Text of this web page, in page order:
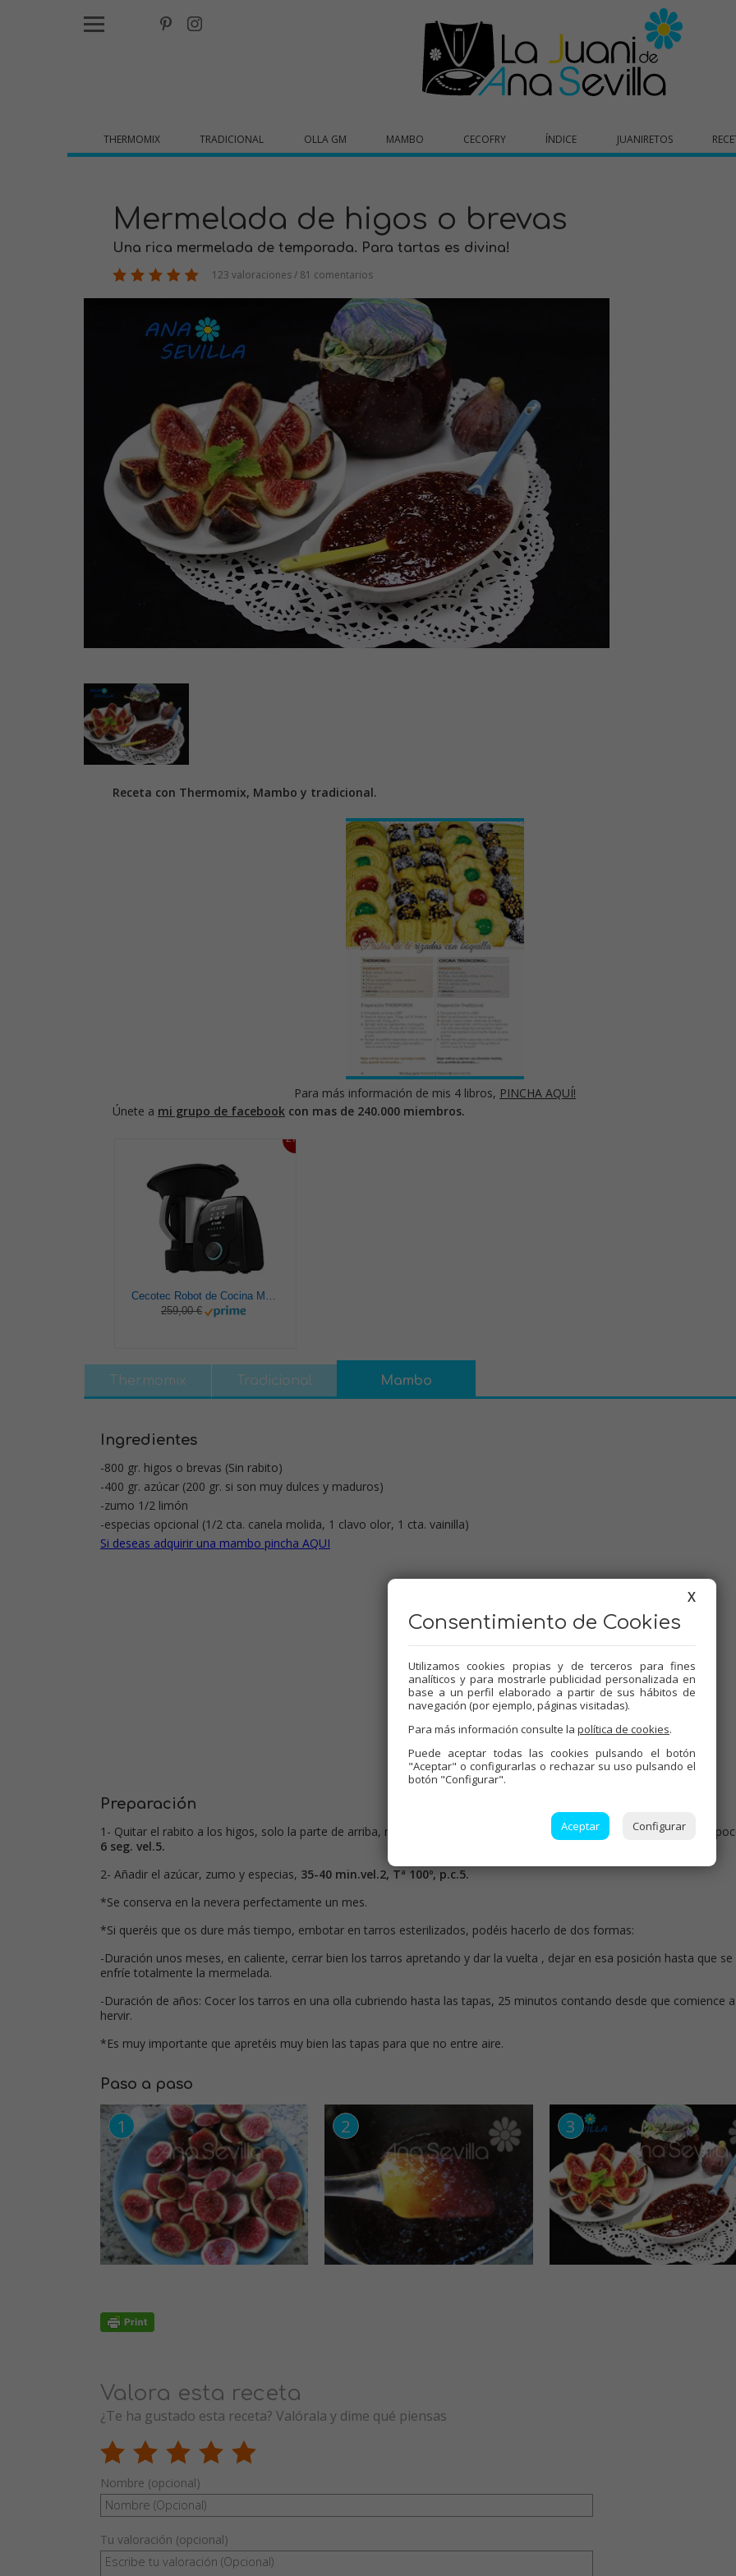
THERMOMIX TRADICIONAL OLLA GM MAMBO CECOFRY ÍNDICE JUANIRETOS
Mermelada de higos o brevas
Una rica mermelada de temporada. Para tartas es divina!
123 valoraciones / 81 comentarios
Receta con Thermomix, Mambo y tradicional.
Para más información de mis 4 libros, PINCHA AQUÍ!
Únete a mi grupo de facebook con mas de 240.000 miembros.
27%
Cecotec Robot de Cocina Multifunción Mambo 9590. 1700 W, 30 Funciones, Cuchara MamboMix, Jarra Habana y Jarra de acero inoxidable de 3.3 L, Apta para lavavajillas, Báscula incorporada, Recetario
259,00 €
Thermomix Tradicional Mambo
Ingredientes
-800 gr. higos o brevas (Sin rabito)
-400 gr. azúcar (200 gr. si son muy dulces y maduros)
-zumo 1/2 limón
-especias opcional (1/2 cta. canela molida, 1 clavo olor, 1 cta. vainilla)
Si deseas adquirir una mambo pincha AQUI
Dificultad: Baja
Tiempo de cocción:40 minutos
Comensales:2 tarros
Etiquetas:
Dulces varios,Thermomix, Mermeladas
Tradicional,Mambo
Preparación
1- Quitar el rabito a los higos, solo la parte de arriba, no hace falta pelar. Introducir al vaso en mitades, y triturar un
6 seg. vel.5.
2- Añadir el azúcar, zumo y especias, 35-40 min.vel.2, Tª 100º, p.c.5.
*Se conserva en la nevera perfectamente un mes.
*Si queréis que os dure más tiempo, embotar en tarros esterilizados, podéis hacerlo de dos formas:
-Duración unos meses, en caliente, cerrar bien los tarros apretando y dar la vuelta , dejar en esa posición hasta que se
enfríe totalmente la mermelada.
-Duración de años: Cocer los tarros en una olla cubriendo hasta las tapas, 25 minutos contando desde que comience a
hervir.
*Es muy importante que apretéis muy bien las tapas para que no entre aire.
Paso a paso
Valora esta receta
¿Te ha gustado esta receta? Valórala y dime qué piensas
Nombre (opcional)
Tu valoración (opcional)
X
Consentimiento de Cookies
Utilizamos cookies propias y de terceros para fines
analíticos y para mostrarle publicidad personalizada en
base a un perfil elaborado a partir de sus hábitos de
navegación (por ejemplo, páginas visitadas).
Para más información consulte la política de cookies.
Puede aceptar todas las cookies pulsando el botón
"Aceptar" o configurarlas o rechazar su uso pulsando el
botón "Configurar".
Aceptar Configurar